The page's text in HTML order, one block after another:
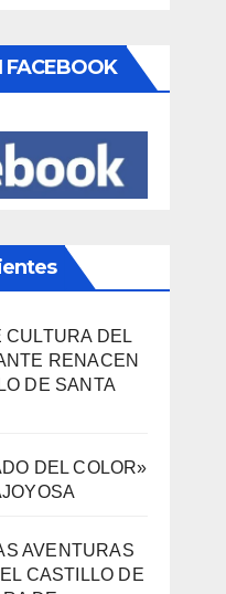
FACEBOOK
CULTURA DEL
RENACEN
DE SANTA
DEL COLOR»
AVENTURAS
CASTILLO DE